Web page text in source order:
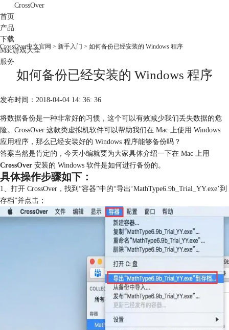
CrossOver
首页
产品
下载
Mac游戏大全
服务
购买
CrossOver中文官网 > 新手入门 > 如何备份已经安装的 Windows 程序
如何备份已经安装的 Windows 程序
发布时间：2018-04-04 14: 36: 36
将数据备份是一种非常好的习惯，这个可以有效减少我们丢失数据的危
险。CrossOver 这款类虚拟机软件可以帮助我们在 Mac 上使用 Windows
应用程序，那么已经安装好的 Windows 程序能够备份吗？
答案当然是肯定的，今天小编就要为大家具体介绍一下在 Mac 上用
CrossOver 安装的 Windows 软件是如何进行备份的。
具体操作步骤如下：
1、打开 CrossOver，找到“容器”中的“导出‘MathType6.9b_Trial_YY.exe’到
存档”并点击；